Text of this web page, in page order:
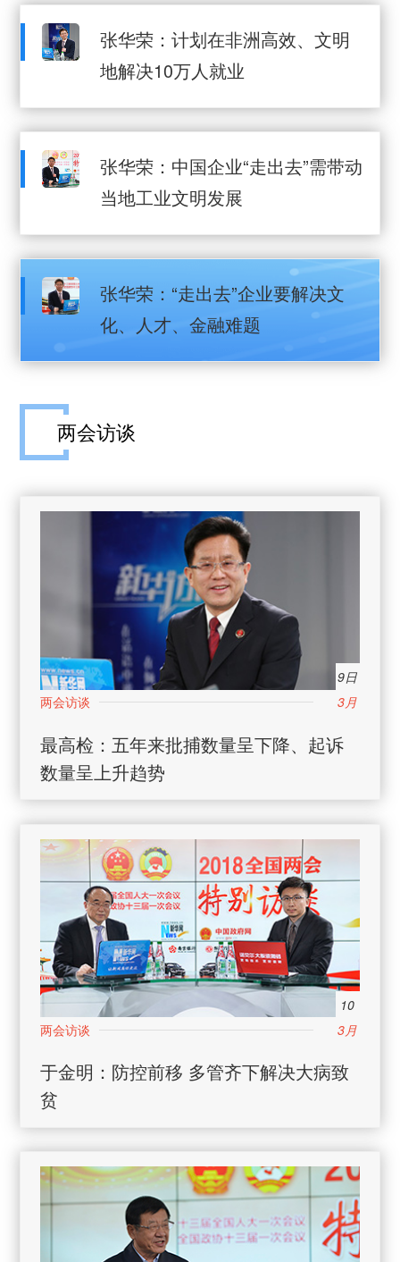
张华荣：计划在非洲高效、文明
地解决10万人就业
张华荣：中国企业“走出去”需带动
当地工业文明发展
张华荣：“走出去”企业要解决文
化、人才、金融难题
两会访谈
9日
3月
最高检：五年来批捕数量呈下降、起诉
数量呈上升趋势
10
日
3月
于金明：防控前移 多管齐下解决大病致
贫